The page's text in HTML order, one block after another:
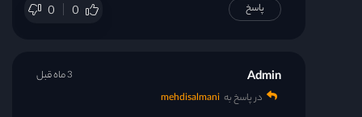
قسمت 38
0 0 پاسخ
Admin
در پاسخ به mehdisalmani
3 ماه قبل